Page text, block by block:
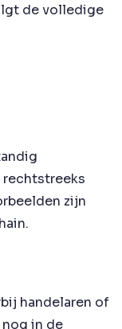
de volledige
zijn
handelaren of
in de